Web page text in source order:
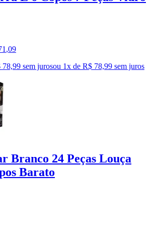
,09
sem jurosou 1x de R$ 78,99 sem juros
Branco 24 Peças Louça
Barato